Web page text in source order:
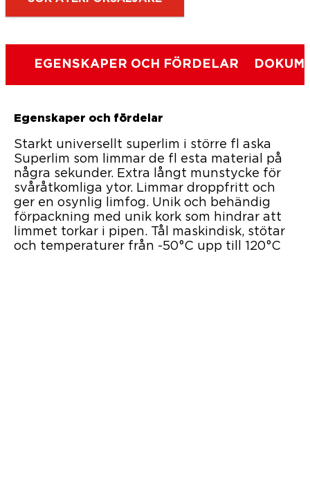
EGENSKAPER OCH FÖRDELAR
Egenskaper och fördelar
Starkt universellt superlim i större fl aska
Superlim som limmar de fl esta material på
några sekunder. Extra långt munstycke för
svåråtkomliga ytor. Limmar droppfritt och
ger en osynlig limfog. Unik och behändig
förpackning med unik kork som hindrar att
limmet torkar i pipen. Tål maskindisk, stötar
och temperaturer från -50°C upp till 120°C